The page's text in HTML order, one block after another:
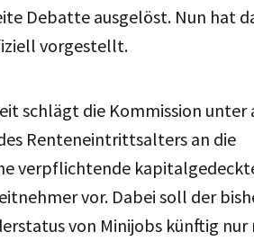
Debatte ausgelöst. Nun hat
vorgestellt.
schlägt die Kommission unter
Renteneintrittsalters an die
verpflichtende
vor. Dabei soll der
von Minijobs künftig nur